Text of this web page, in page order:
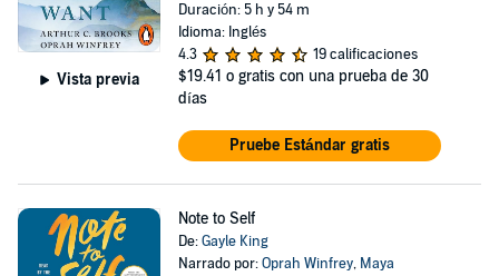
Vista previa
Duración: 5 h y 54 m
Idioma: Inglés
4.3
19 calificaciones
$19.41 o gratis con una prueba de 30
días
Pruebe Estándar gratis
Note to Self
De:Gayle King
Narrado por:Oprah Winfrey, Maya